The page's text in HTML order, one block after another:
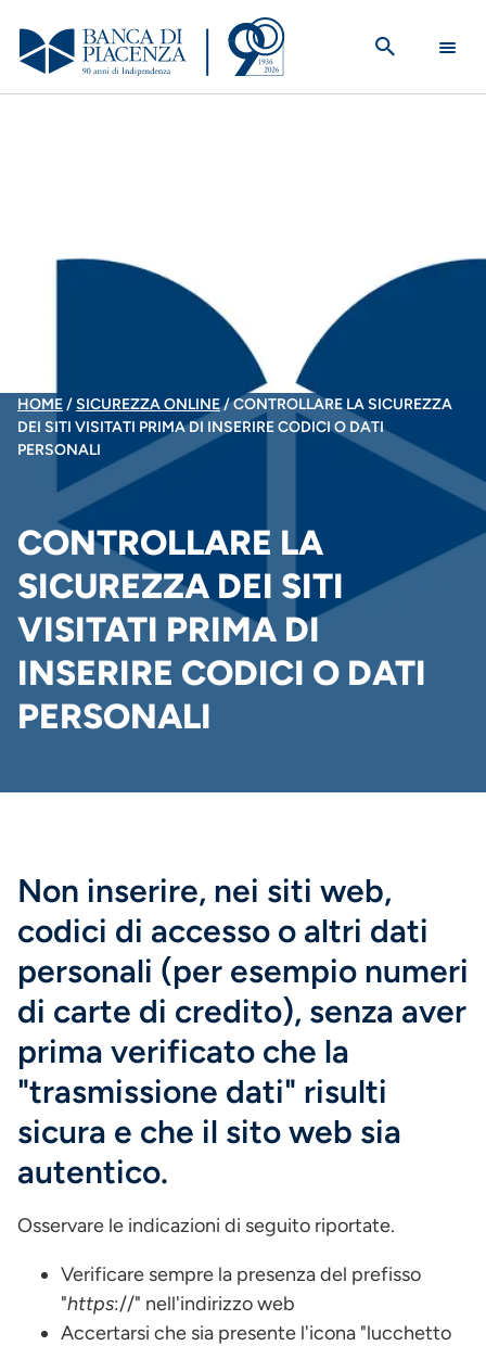
contenuto
principale
BRICIOLE
DI
PANE
HOME SICUREZZA ONLINE
CONTROLLARE LA SICUREZZA
DEI SITI VISITATI PRIMA DI INSERIRE CODICI O DATI
PERSONALI
CONTROLLARE LA
SICUREZZA DEI SITI
VISITATI PRIMA DI
INSERIRE CODICI O DATI
PERSONALI
Non inserire, nei siti web,
codici di accesso o altri dati
personali (per esempio numeri
di carte di credito), senza aver
prima verificato che la
"trasmissione dati" risulti
sicura e che il sito web sia
autentico.
Osservare le indicazioni di seguito riportate.
Verificare sempre la presenza del prefisso
"https://" nell'indirizzo web
Accertarsi che sia presente l'icona "lucchetto